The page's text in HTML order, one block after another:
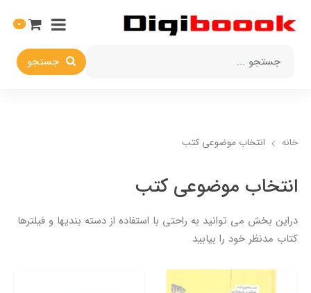
جستجو
0
خانه انتخاب​ موضوعي​ کتب
انتخاب​ موضوعي​ کتب
دراين بخش مي توانيد به راحتي با استفاده از دسته بنديها و فيلترها
کتاب مدنظر خود را بيابيد